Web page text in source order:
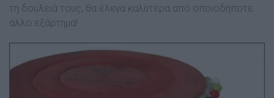
τη δουλειά τους, θα έλεγα καλύτερα από οποιοδήποτε
άλλο εξάρτηµα!